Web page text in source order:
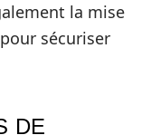
la mise
sécuriser
DE